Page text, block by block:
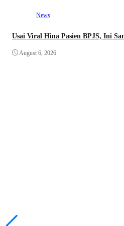
News
Usai Viral Hina Pasien BPJS, Ini
August 6, 2026